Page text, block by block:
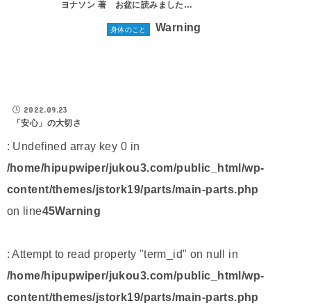
ヨナソン 著 お盆に読みました…
身体のこと
2022.09.23
「安心」の大切さ
Warning
: Undefined array key 0 in
/home/hipupwiper/jukou3.com/public_html/wp-
content/themes/jstork19/parts/main-parts.php
on line45Warning
: Attempt to read property "term_id" on null in
/home/hipupwiper/jukou3.com/public_html/wp-
content/themes/jstork19/parts/main-parts.php